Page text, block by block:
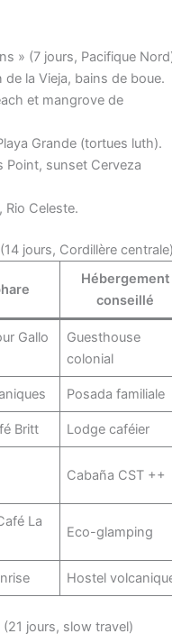
» (7 jours, Pacifique
de la Vieja, bains de boue.
et mangrove de
Grande (tortues luth).
Point, sunset Cerveza
Rio Celeste.
jours, Cordillère
Hébergement
conseillé
Gallo
Guesthouse
colonial
Posada familiale
Britt Lodge caféier
Cabaña CST ++
La
Eco-glamping
Hostel
jours, slow travel)